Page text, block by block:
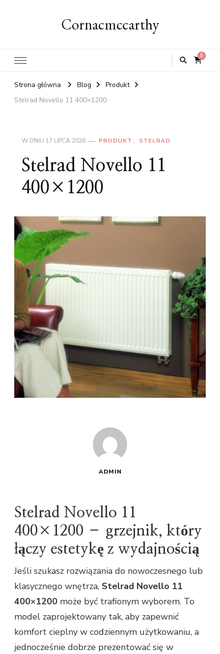
Cornacmccarthy
0
Strona główna Blog
Produkt
Stelrad Novello 11 400×1200
W DNIU 17 LIPCA 2026 PRODUKT STELRAD
Stelrad Novello 11
400×1200
ADMIN
Stelrad Novello 11
400×1200 – grzejnik, który
łączy estetykę z wydajnością
Jeśli szukasz rozwiązania do nowoczesnego lub
klasycznego wnętrza, Stelrad Novello 11
400×1200 może być trafionym wyborem. To
model zaprojektowany tak, aby zapewnić
komfort cieplny w codziennym użytkowaniu, a
jednocześnie dobrze prezentować się w